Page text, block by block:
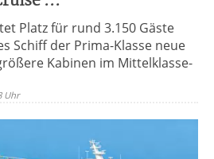
Platz für rund 3.150 Gäste
Schiff der Prima-Klasse neue
Kabinen im Mittelklasse-
Uhr